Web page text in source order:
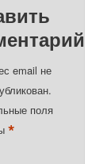
email не
поля
*